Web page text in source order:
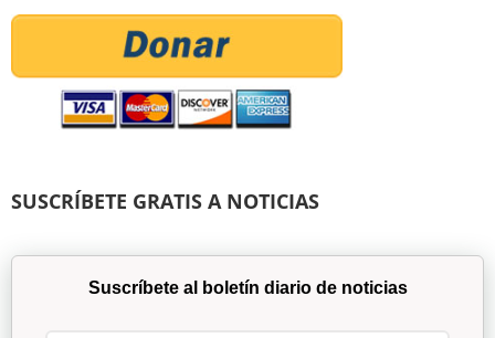
SUSCRÍBETE GRATIS A NOTICIAS
Suscríbete al boletín diario de noticias